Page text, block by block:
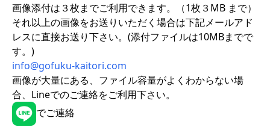
画像添付は３枚までご利用できます。（1枚３MB まで）
それ以上の画像をお送りいただく場合は下記メールアド
レスに直接お送り下さい。(添付ファイルは10MBまでで
す。)
info@gofuku-kaitori.com
画像が大量にある、ファイル容量がよくわからない場
合、Lineでのご連絡をご利用下さい。
でご連絡